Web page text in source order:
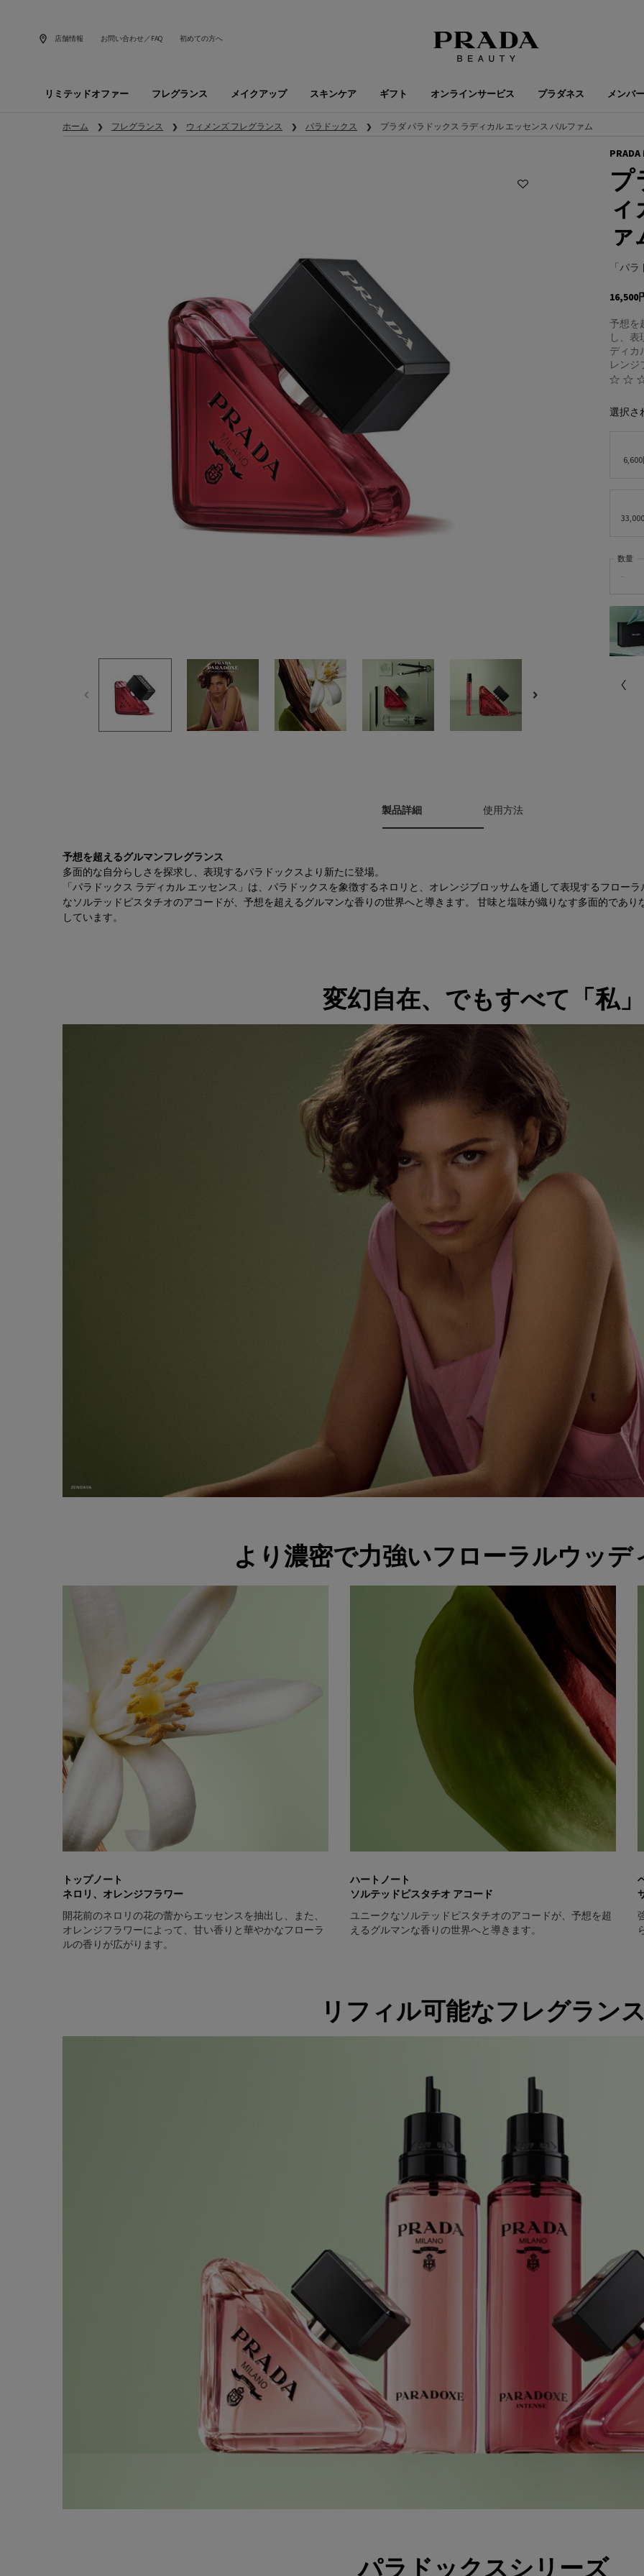
店舗情報 お問い合わせ／FAQ 初めての方へ
リミテッドオファー フレグランス メイクアップ スキンケア ギフト オンラインサービス プラダネス メンバ
ホーム フレグランス ウィメンズ フレグランス パラドックス プラダ パラドックス ラディカル エッセンス パルファム
PRADA
プ
「パ
16,500
予想を
し、
ディカ
レンジ
選択さ
数量
製品詳細 使用方法
予想を超えるグルマンフレグランス
多面的な自分らしさを探求し、表現するパラドックスより新たに登場。
「パラドックス ラディカル エッセンス」は、パラドックスを象徴するネロリと、オレンジブロッサムを通して表現するフロー
なソルテッドピスタチオのアコードが、予想を超えるグルマンな香りの世界へと導きます。 甘味と塩味が織りなす多面的であ
しています。
変幻自在、でもすべて「私」
より濃密で力強いフローラルウッデ
トップノート
ネロリ、オレンジフラワー
開花前のネロリの花の蕾からエッセンスを抽出し、また、
オレンジフラワーによって、甘い香りと華やかなフローラ
ルの香りが広がります。
ハートノート
ソルテッドピスタチオ アコード
ユニークなソルテッドピスタチオのアコードが、予想を超
えるグルマンな香りの世界へと導きます。
リフィル可能なフレグラン